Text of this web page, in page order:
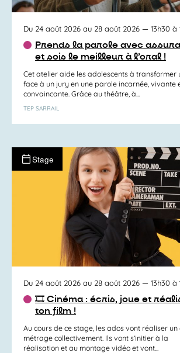
Du 24 août 2026 au 28 août 2026 — 13h30 à
Prends la parole avec
et sois le meilleur à l’oral !
Cet atelier aide les adolescents à transformer
face à un jury en une parole incarnée, vivante
convaincante. Grâce au théâtre, à...
TEP SARRAIL
Stage
Du 24 août 2026 au 28 août 2026 — 13h30 à
🎞️ Cinéma : écris, joue et
ton film !
Au cours de ce stage, les ados vont réaliser un
métrage collectivement. Ils vont s’initier à la
réalisation et au montage vidéo et vont...